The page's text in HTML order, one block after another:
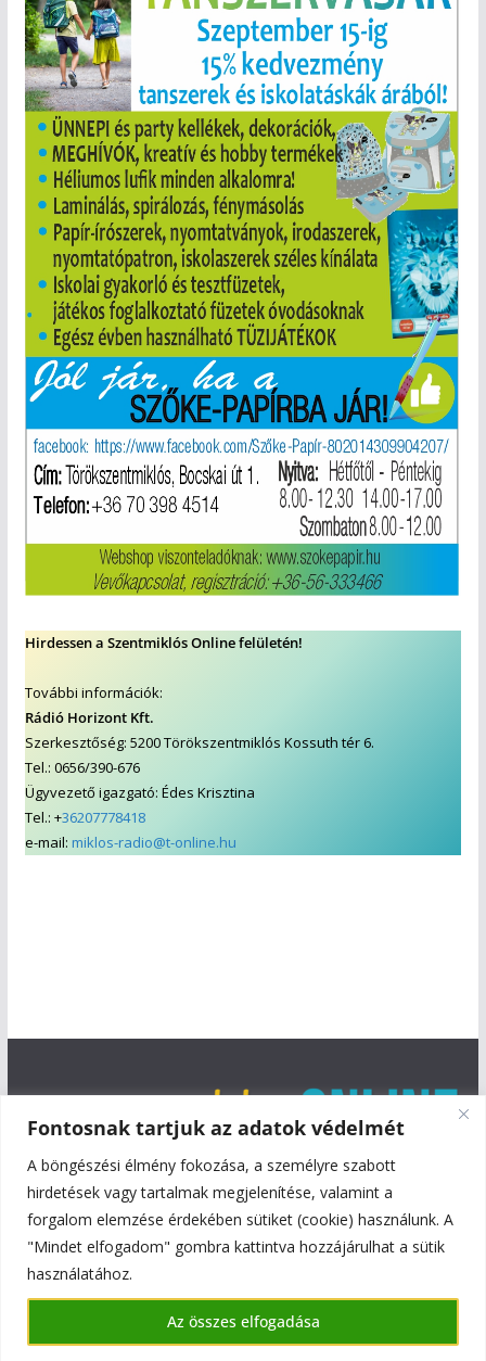
Fontosnak tartjuk az adatok védelmét
A böngészési élmény fokozása, a személyre szabott
hirdetések vagy tartalmak megjelenítése, valamint a
forgalom elemzése érdekében sütiket (cookie) használunk. A
"Mindet elfogadom" gombra kattintva hozzájárulhat a sütik
használatához.
Az összes elfogadása
Hirdessen a Szentmiklós Online felületén!
További információk:
Rádió Horizont Kft.
Szerkesztőség: 5200 Törökszentmiklós Kossuth tér 6.
Tel.: 0656/390-676
Ügyvezető igazgató: Édes Krisztina
Tel.: +36207778418
e-mail: miklos-radio@t-online.hu
Copyright © 2026Szentmiklós Online
Theme:ColorMagby ThemeGrill. Powered byWordPress.